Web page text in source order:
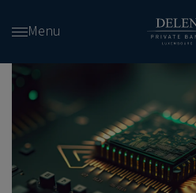
au
contenu
Menu